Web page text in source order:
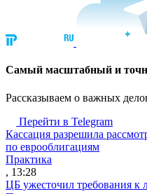
Cамый масштабный и
Рассказываем о важных
Перейти в Telegram
Кассация разрешила
по еврооблигациям
Практика
, 13:28
ЦБ ужесточил требования к